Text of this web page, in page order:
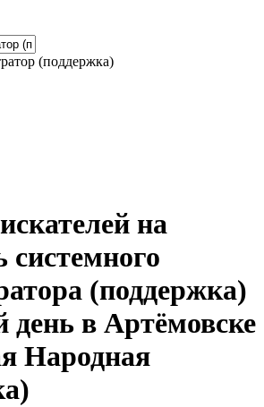
(поддержка)
на
системного
(поддержка)
день в Артёмовске
Народная